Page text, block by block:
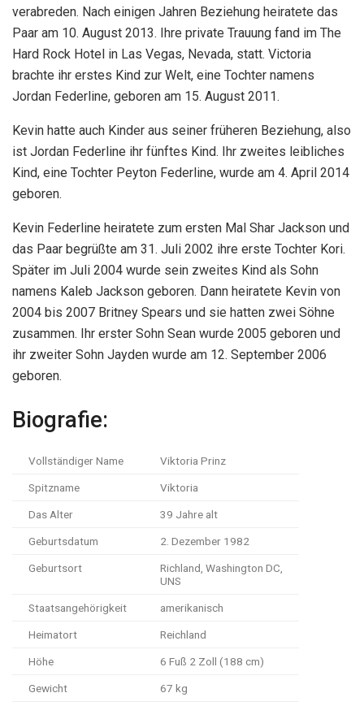
verabreden. Nach einigen Jahren Beziehung heiratete das
Paar am 10. August 2013. Ihre private Trauung fand im The
Hard Rock Hotel in Las Vegas, Nevada, statt. Victoria
brachte ihr erstes Kind zur Welt, eine Tochter namens
Jordan Federline, geboren am 15. August 2011.
Kevin hatte auch Kinder aus seiner früheren Beziehung, also
ist Jordan Federline ihr fünftes Kind. Ihr zweites leibliches
Kind, eine Tochter Peyton Federline, wurde am 4. April 2014
geboren.
Kevin Federline heiratete zum ersten Mal Shar Jackson und
das Paar begrüßte am 31. Juli 2002 ihre erste Tochter Kori.
Später im Juli 2004 wurde sein zweites Kind als Sohn
namens Kaleb Jackson geboren. Dann heiratete Kevin von
2004 bis 2007 Britney Spears und sie hatten zwei Söhne
zusammen. Ihr erster Sohn Sean wurde 2005 geboren und
ihr zweiter Sohn Jayden wurde am 12. September 2006
geboren.
Biografie:
Vollständiger Name Viktoria Prinz
Spitzname Viktoria
Das Alter 39 Jahre alt
Geburtsdatum 2. Dezember 1982
Geburtsort
Richland, Washington DC,
UNS
Staatsangehörigkeit amerikanisch
Heimatort Reichland
Höhe 6 Fuß 2 Zoll (188 cm)
Gewicht 67 kg